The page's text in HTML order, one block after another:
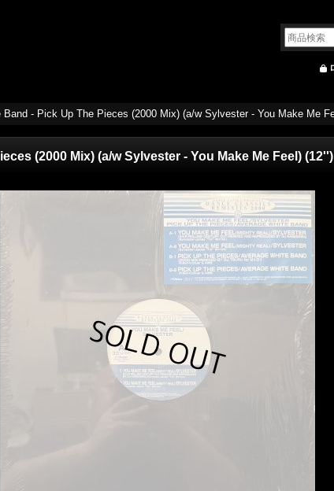
Band - Pick Up The Pieces (2000 Mix) (a/w Sylvester - You Make Me
(2000 Mix) (a/w Sylvester - You Make Me Feel) (12'')